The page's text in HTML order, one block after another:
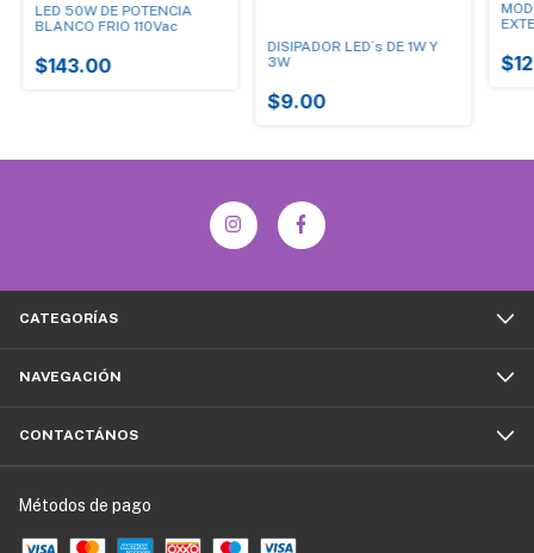
LED 50W DE POTENCIA
BLANCO FRIO 110Vac
$143.00
DISIPADOR LED´s DE 1W Y
3W
$9.00
CATEGORÍAS
NAVEGACIÓN
CONTACTÁNOS
Métodos de pago